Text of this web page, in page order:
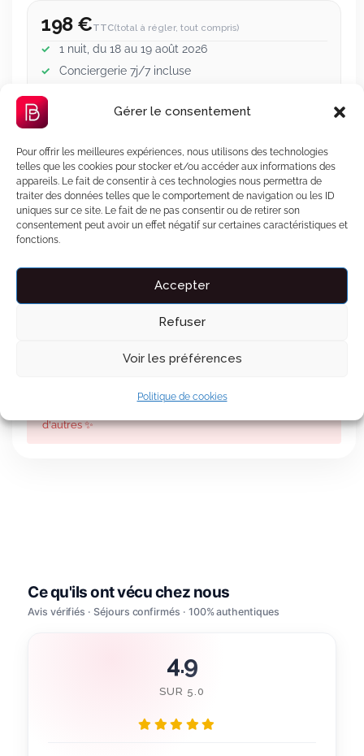
Gérer le consentement
Pour offrir les meilleures expériences, nous utilisons des technologies
telles que les cookies pour stocker et/ou accéder aux informations des
appareils. Le fait de consentir à ces technologies nous permettra de
traiter des données telles que le comportement de navigation ou les ID
uniques sur ce site. Le fait de ne pas consentir ou de retirer son
consentement peut avoir un effet négatif sur certaines caractéristiques et
fonctions.
Accepter
Refuser
Voir les préférences
Politique de cookies
198 €TTC(total à régler, tout compris)
1 nuit, du 18 au 19 août 2026
Conciergerie 7j/7 incluse
Carte d'invitation personnalisée Aperçu
Un jeu de cartes pour deux
Voir le détail des prix
Payez en 3x sans frais
Continuer ma réservation
d'autres ✨
4.9
SUR 5.0